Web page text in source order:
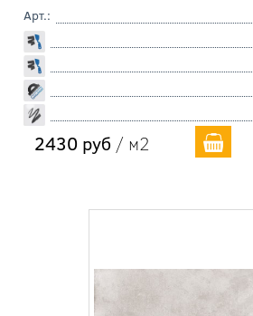
Арт.:
2430 руб / м2